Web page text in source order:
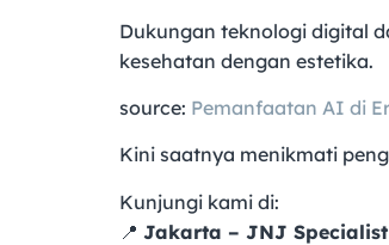
Dukungan teknologi digital
kesehatan dengan estetika.
source: Pemanfaatan AI di
Kini saatnya menikmati
Kunjungi kami di:
📍 Jakarta – JNJ